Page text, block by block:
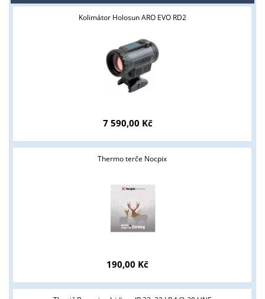
Kolimátor Holosun ARO EVO RD2
7 590,00 Kč
Thermo terče Nocpix
190,00 Kč
Tyto stránky jsou určeny pouze odborné veřejnosti od 18 let a